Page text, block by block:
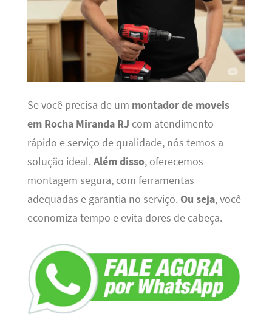
Se você precisa de um montador de moveis
em Rocha Miranda RJ com atendimento
rápido e serviço de qualidade, nós temos a
solução ideal. Além disso, oferecemos
montagem segura, com ferramentas
adequadas e garantia no serviço. Ou seja, você
economiza tempo e evita dores de cabeça.